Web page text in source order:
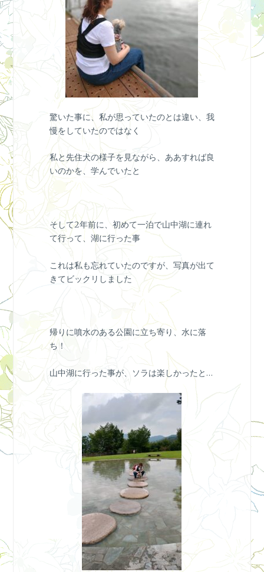
驚いた事に、私が思っていたのとは違い、我
慢をしていたのではなく
私と先住犬の様子を見ながら、ああすれば良
いのかを、学んでいたと
そして2年前に、初めて一泊で山中湖に連れ
て行って、湖に行った事
これは私も忘れていたのですが、写真が出て
きてビックリしました
帰りに噴水のある公園に立ち寄り、水に落
ち！
山中湖に行った事が、ソラは楽しかったと…